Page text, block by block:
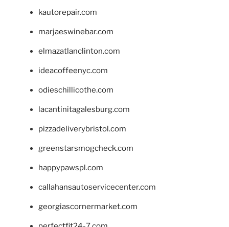
kautorepair.com
marjaeswinebar.com
elmazatlanclinton.com
ideacoffeenyc.com
odieschillicothe.com
lacantinitagalesburg.com
pizzadeliverybristol.com
greenstarsmogcheck.com
happypawspl.com
callahansautoservicecenter.com
georgiascornermarket.com